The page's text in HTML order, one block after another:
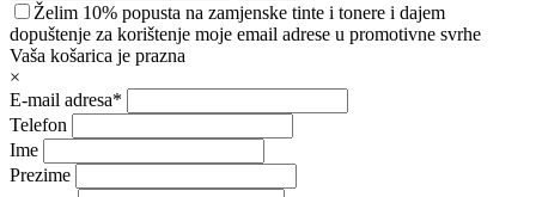
Želim 10% popusta na zamjenske tinte i tonere i dajem
dopuštenje za korištenje moje email adrese u promotivne svrhe
Vaša košarica je prazna
×
E-mail adresa*
Telefon
Ime
Prezime